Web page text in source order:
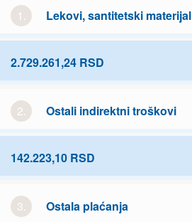
1. Lekovi, santitetski materijal
2.729.261,24 RSD
2. Ostali indirektni troškovi
142.223,10 RSD
3. Ostala plaćanja